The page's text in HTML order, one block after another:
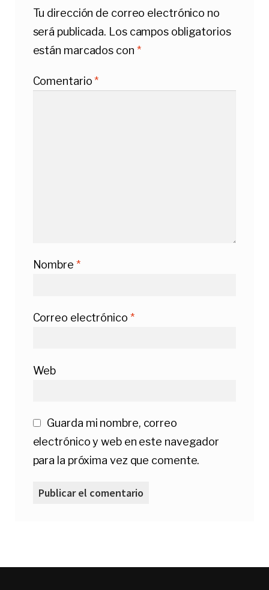
Tu dirección de correo electrónico no
será publicada. Los campos obligatorios
están marcados con *
Comentario*
Nombre *
Correo electrónico *
Web
Guarda mi nombre, correo
electrónico y web en este navegador
para la próxima vez que comente.